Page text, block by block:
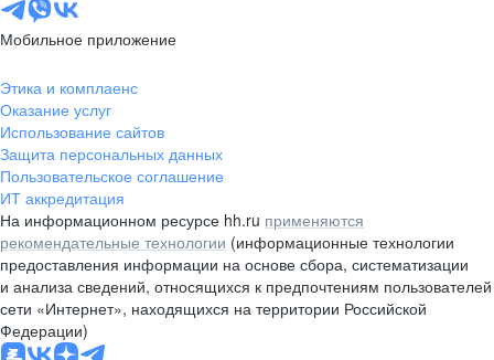
Мобильное приложение
Этика и комплаенс
Оказание услуг
Использование сайтов
Защита персональных данных
Пользовательское соглашение
ИТ аккредитация
На информационном ресурсе hh.ru применяются
рекомендательные технологии (информационные технологии
предоставления информации на основе сбора, систематизации
и анализа сведений, относящихся к предпочтениям пользователей
сети «Интернет», находящихся на территории Российской
Федерации)